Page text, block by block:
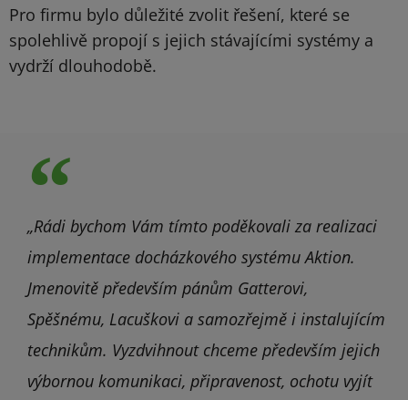
Pro firmu bylo důležité zvolit řešení, které se
spolehlivě propojí s jejich stávajícími systémy a
vydrží dlouhodobě.
„Rádi bychom Vám tímto poděkovali za realizaci
implementace docházkového systému Aktion.
Jmenovitě především pánům Gatterovi,
Spěšnému, Lacuškovi a samozřejmě i instalujícím
technikům. Vyzdvihnout chceme především jejich
výbornou komunikaci, připravenost, ochotu vyjít